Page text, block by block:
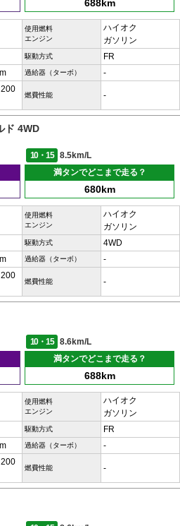
688km
使用燃料
エンジン
ハイオク
ガソリン
駆動方式 FR
過給器（ターボ） -
燃費性能 -
ド 4WD
10・15
8.5km/L
満タンでどこまで走る？
680km
使用燃料
エンジン
ハイオク
ガソリン
駆動方式 4WD
過給器（ターボ） -
燃費性能 -
10・15
8.6km/L
満タンでどこまで走る？
688km
使用燃料
エンジン
ハイオク
ガソリン
駆動方式 FR
過給器（ターボ） -
燃費性能 -